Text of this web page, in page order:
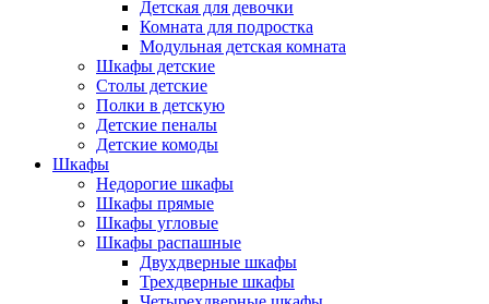
Детская для девочки
Комната для подростка
Модульная детская комната
Шкафы детские
Столы детские
Полки в детскую
Детские пеналы
Детские комоды
Шкафы
Недорогие шкафы
Шкафы прямые
Шкафы угловые
Шкафы распашные
Двухдверные шкафы
Трехдверные шкафы